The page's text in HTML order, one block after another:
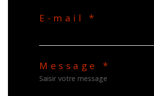
E-mail *
Message *